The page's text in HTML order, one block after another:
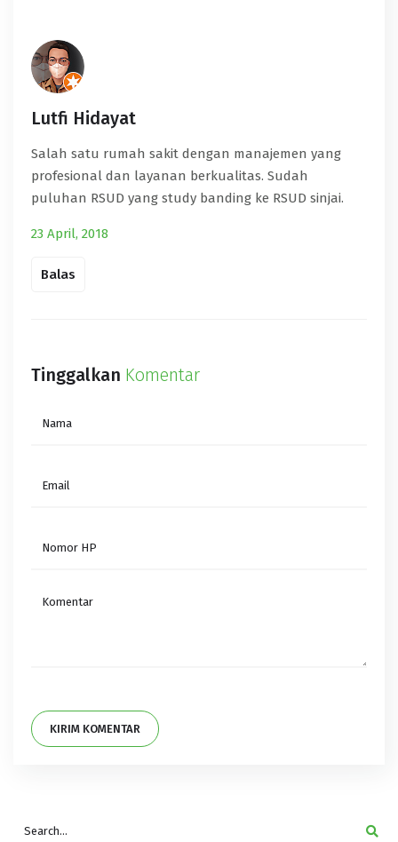
Lutfi Hidayat
Salah satu rumah sakit dengan manajemen yang
profesional dan layanan berkualitas. Sudah
puluhan RSUD yang study banding ke RSUD sinjai.
23 April, 2018
Balas
Tinggalkan Komentar
KIRIM KOMENTAR